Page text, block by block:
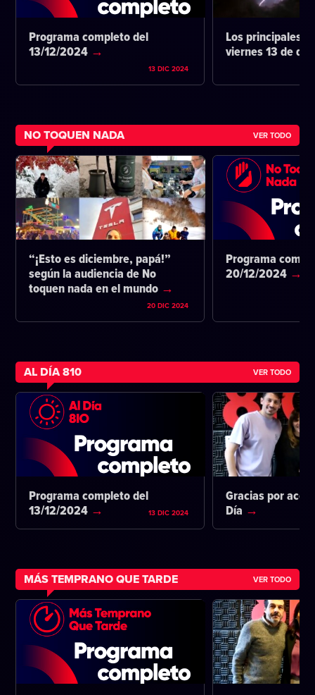
Programa completo del
13/12/2024
13 DIC 2024
Los principales
viernes 13 de
NO TOQUEN NADA VER TODO
“¡Esto es diciembre, papá!”
según la audiencia de No
toquen nada en el mundo
20 DIC 2024
Programa
20/12/2024
AL DÍA 810 VER TODO
Programa completo del
13/12/2024
13 DIC 2024
Gracias por
Día
MÁS TEMPRANO QUE TARDE VER TODO